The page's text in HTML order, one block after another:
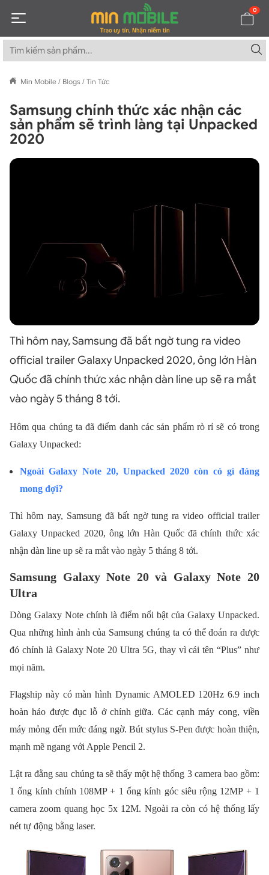
0
Min Mobile / Blogs / Tin Tức
Samsung chính thức xác nhận các
sản phẩm sẽ trình làng tại Unpacked
2020
Thì hôm nay, Samsung đã bất ngờ tung ra video
official trailer Galaxy Unpacked 2020, ông lớn Hàn
Quốc đã chính thức xác nhận dàn line up sẽ ra mắt
vào ngày 5 tháng 8 tới.
Hôm qua chúng ta đã điểm danh các sản phẩm rò rỉ sẽ có trong
Galaxy Unpacked:
Ngoài Galaxy Note 20, Unpacked 2020 còn có gì đáng
mong đợi?
Thì hôm nay, Samsung đã bất ngờ tung ra video official trailer
Galaxy Unpacked 2020, ông lớn Hàn Quốc đã chính thức xác
nhận dàn line up sẽ ra mắt vào ngày 5 tháng 8 tới.
Samsung Galaxy Note 20 và Galaxy Note 20
Ultra
Dòng Galaxy Note chính là điểm nổi bật của Galaxy Unpacked.
Qua những hình ảnh của Samsung chúng ta có thể đoán ra được
đó chính là Galaxy Note 20 Ultra 5G, thay vì cái tên “Plus” như
mọi năm.
Flagship này có màn hình Dynamic AMOLED 120Hz 6.9 inch
hoàn hảo được đục lỗ ở chính giữa. Các cạnh máy cong, viền
máy mỏng đến mức đáng ngờ. Bút stylus S-Pen được hoàn thiện,
mạnh mẽ ngang với Apple Pencil 2.
Lật ra đằng sau chúng ta sẽ thấy một hệ thống 3 camera bao gồm:
1 ống kính chính 108MP + 1 ống kính góc siêu rộng 12MP + 1
camera zoom quang học 5x 12M. Ngoài ra còn có hệ thống lấy
nét tự động bằng laser.